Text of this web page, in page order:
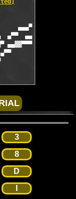
▄▄▄▄▀▀
▄▄▄▀▀▀▀▀
▄▀▀  ▄▄▄▄░▒▒▓▓▀▀
▄▄▓▓▀▀▀▀
3
8
D